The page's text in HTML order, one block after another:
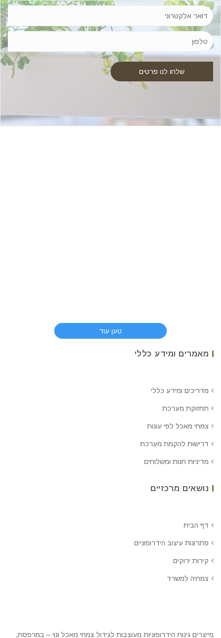
טען עוד
מאמרים ומידע כללי
מדריכים ומידע כללי
תחזוקת מערכת
צמחי מאכל לפי עונות
דרישות להקמת מערכת
מדיניות חנות ומשלוחים
נושאים מרכזיים
דף הבית
פתרונות עיצוב הידרופוניים
קירות ירוקים
צמחיה למשרד
מייצרים גינות הידרופוניות מעוצבות לגידול צמחי מאכל ונוי – במרפסת,